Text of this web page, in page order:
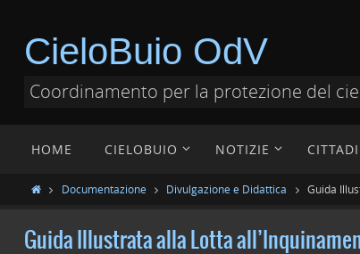
CieloBuio OdV
Coordinamento per la protezione del
HOME CIELOBUIO NOTIZIE
Documentazione Divulgazione e Didattica Guida
Guida Illustrata alla Lotta